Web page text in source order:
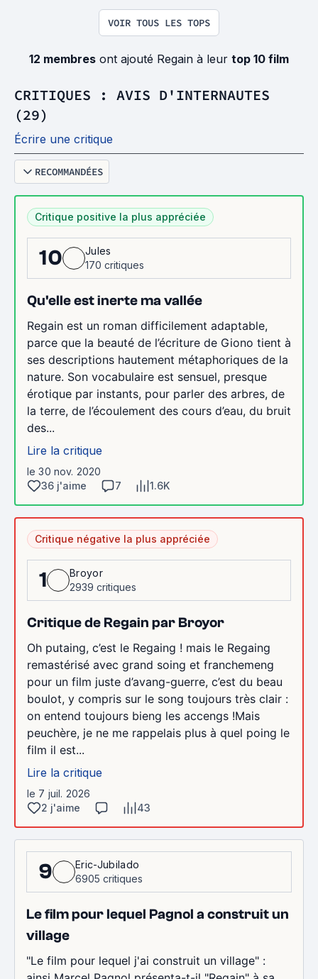
VOIR TOUS LES TOPS
12 membres ont ajouté Regain à leur top 10 film
CRITIQUES : AVIS D'INTERNAUTES
(29)
Écrire une critique
RECOMMANDÉES
Critique positive la plus appréciée
10
Jules
170 critiques
Qu'elle est inerte ma vallée
Regain est un roman difficilement adaptable,
parce que la beauté de l’écriture de Giono tient à
ses descriptions hautement métaphoriques de la
nature. Son vocabulaire est sensuel, presque
érotique par instants, pour parler des arbres, de
la terre, de l’écoulement des cours d’eau, du bruit
des...
Lire la critique
le 30 nov. 2020
36 j'aime
7 1.6K
Critique négative la plus appréciée
1
Broyor
2939 critiques
Critique de Regain par Broyor
Oh putaing, c’est le Regaing ! mais le Regaing
remastérisé avec grand soing et franchemeng
pour un film juste d’avang-guerre, c’est du beau
boulot, y compris sur le song toujours très clair :
on entend toujours bieng les accengs !Mais
peuchère, je ne me rappelais plus à quel poing le
film il est...
Lire la critique
le 7 juil. 2026
2 j'aime
43
9
Eric-Jubilado
6905 critiques
Le film pour lequel Pagnol a construit un
village
"Le film pour lequel j'ai construit un village" :